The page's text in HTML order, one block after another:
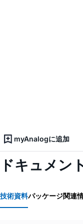
myAnalogに追加
ドキュメン
技術資料パッケージ関連